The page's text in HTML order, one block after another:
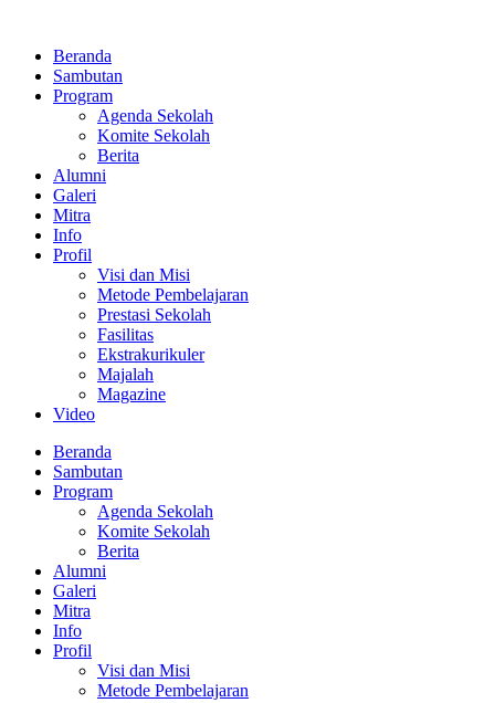
kontenBeranda
Sambutan
Program
Agenda Sekolah
Komite Sekolah
Berita
Alumni
Galeri
Mitra
Info
Profil
Visi dan Misi
Metode Pembelajaran
Prestasi Sekolah
Fasilitas
Ekstrakurikuler
Majalah
Magazine
Video
Beranda
Sambutan
Program
Agenda Sekolah
Komite Sekolah
Berita
Alumni
Galeri
Mitra
Info
Profil
Visi dan Misi
Metode Pembelajaran